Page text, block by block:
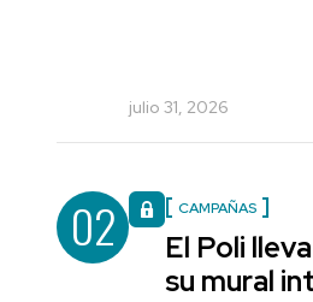
julio 31, 2026
02 CAMPAÑAS
El Poli
su mural